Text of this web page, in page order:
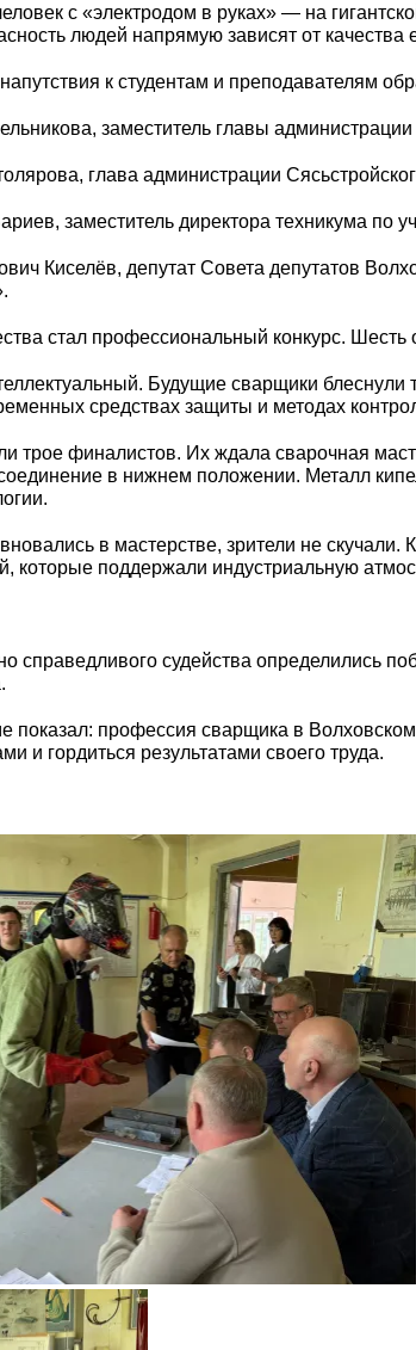
с «электродом в руках» — на
людей напрямую зависят от
к студентам и преподавателям
заместитель главы
глава администрации
заместитель директора техникума по
Киселёв, депутат Совета депутатов
стал профессиональный конкурс.
Будущие сварщики блеснули
средствах защиты и методах
трое финалистов. Их ждала сварочная
в нижнем положении. Металл
в мастерстве, зрители не
которые поддержали индустриальную
справедливого судейства определились
показал: профессия сварщика в
и гордиться результатами своего труда.